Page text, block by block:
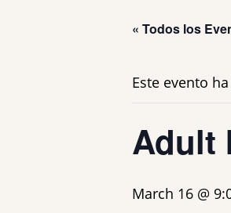
« Todos los
Este evento
Adult
March 16 @